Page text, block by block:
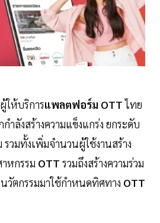
ให้บริการแพลตฟอร์ม OTTไทย
ำลังสร้างความแข็งแกร่ง ยกระดับ
วมทั้งเพิ่มจำนวนผู้ใช้งานสร้าง
หกรรม OTT รวมถึงสร้างความร่วม
ตกรรมมาใช้กำหนดทิศทาง OTT